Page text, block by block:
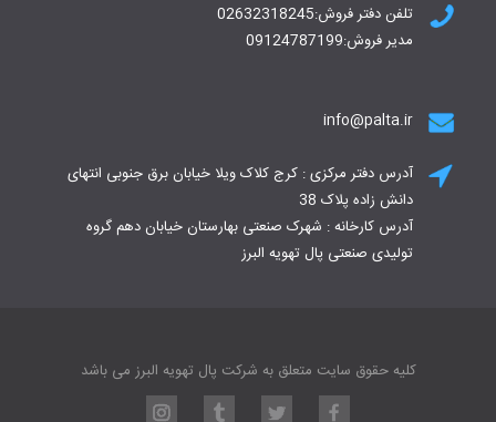
تلفن دفتر فروش:02632318245
مدیر فروش:09124787199
info@palta.ir
آدرس دفتر مرکزی : کرج کلاک ویلا خیابان برق جنوبی انتهای
دانش زاده پلاک 38
آدرس کارخانه : شهرک صنعتی بهارستان خیابان دهم گروه
تولیدی صنعتی پال تهویه البرز
کلیه حقوق سایت متعلق به شرکت پال تهویه البرز می باشد